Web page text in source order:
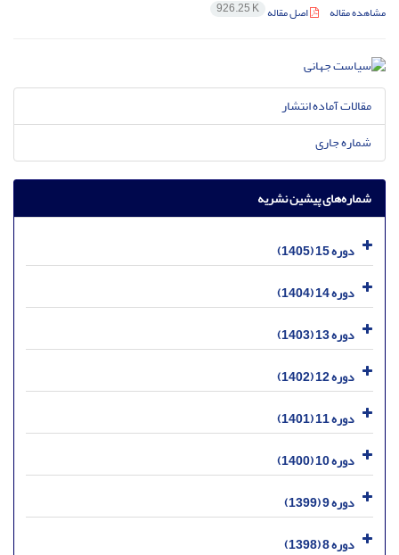
مشاهده مقاله اصل مقاله 926.25 K
مقالات آماده انتشار
شماره جاری
شماره‌های پیشین نشریه
دوره 15 (1405)
دوره 14 (1404)
دوره 13 (1403)
دوره 12 (1402)
دوره 11 (1401)
دوره 10 (1400)
دوره 9 (1399)
دوره 8 (1398)